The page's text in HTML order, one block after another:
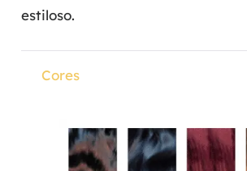
estiloso.
Cores